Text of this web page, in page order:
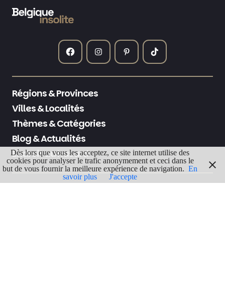
Régions & Provinces
Villes & Localités
Thèmes & Catégories
Blog & Actualités
Endroit au hasard
Dès lors que vous les acceptez, ce site internet utilise des
cookies pour analyser le trafic anonymement et ceci dans le
but de vous fournir la meilleure expérience de navigation. En
savoir plus
J'accepte